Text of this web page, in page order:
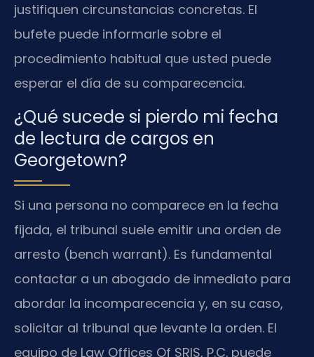
justifiquen circunstancias concretas. El
bufete puede informarle sobre el
procedimiento habitual que usted puede
esperar el día de su comparecencia.
¿Qué sucede si pierdo mi fecha
de lectura de cargos en
Georgetown?
Si una persona no comparece en la fecha
fijada, el tribunal suele emitir una orden de
arresto (bench warrant). Es fundamental
contactar a un abogado de inmediato para
abordar la incomparecencia y, en su caso,
solicitar al tribunal que levante la orden. El
equipo de Law Offices Of SRIS, P.C. puede